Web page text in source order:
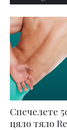
Спечелете
цяло тяло